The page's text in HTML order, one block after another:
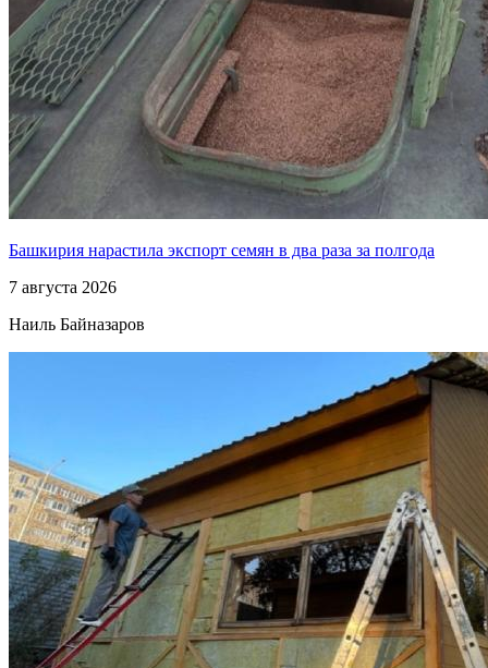
Башкирия нарастила экспорт семян в два раза за полгода
7 августа 2026
Наиль Байназаров